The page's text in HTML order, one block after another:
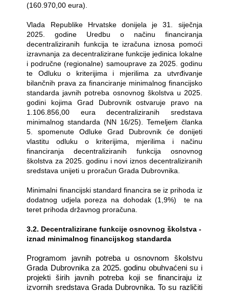
(160.970,00 eura).
Vlada Republike Hrvatske donijela je 31. siječnja
2025. godine Uredbu o načinu financiranja
decentraliziranih funkcija te izračuna iznosa pomoći
izravnanja za decentralizirane funkcije jedinica lokalne
i područne (regionalne) samouprave za 2025. godinu
te Odluku o kriterijima i mjerilima za utvrđivanje
bilančnih prava za financiranje minimalnog financijsko
standarda javnih potreba osnovnog školstva u 2025.
godini kojima Grad Dubrovnik ostvaruje pravo na
1.106.856,00 eura decentraliziranih sredstava
minimalnog standarda (NN 16/25). Temeljem članka
5. spomenute Odluke Grad Dubrovnik će donijeti
vlastitu odluku o kriterijima, mjerilima i načinu
financiranja decentraliziranih funkcija osnovnog
školstva za 2025. godinu i novi iznos decentraliziranih
sredstava unijeti u proračun Grada Dubrovnika.
Minimalni financijski standard financira se iz prihoda iz
dodatnog udjela poreza na dohodak (1,9%)
te na
teret prihoda državnog proračuna.
3.2. Decentralizirane funkcije osnovnog školstva -
iznad minimalnog financijskog standarda
Programom javnih potreba u osnovnom školstvu
Grada Dubrovnika za 2025. godinu obuhvaćeni su i
projekti širih javnih potreba koji se financiraju iz
izvornih sredstava Grada Dubrovnika. To su različiti